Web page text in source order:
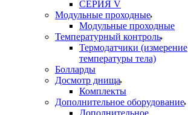
СЕРИЯ V
Модульные проходные
Модульные проходные
Температурный контроль
Термодатчики (измерение
температуры тела)
Болларды
Досмотр днища
Комплекты
Дополнительное оборудование
Дополнительное